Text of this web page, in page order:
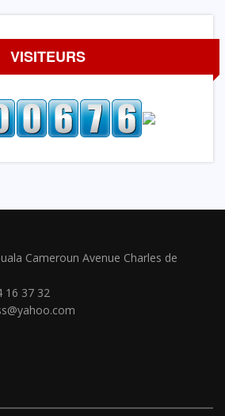
VISITEURS
Cameroun Avenue Charles de
16 37 32